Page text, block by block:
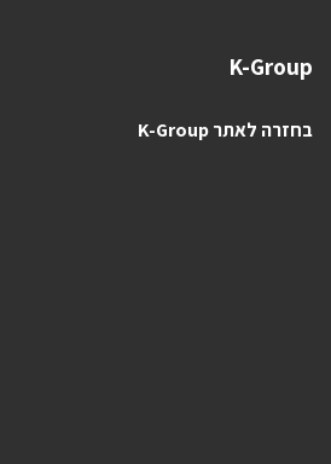
K-Group
בחזרה לאתר K-Group